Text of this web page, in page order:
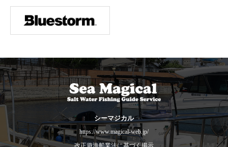
シーマジカル
https://www.magical-web.jp/
改正遊漁船業法に基づく掲示